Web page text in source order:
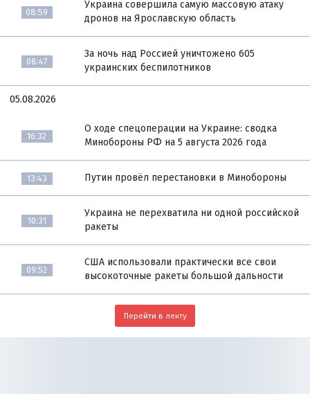
08:59
Украина совершила самую массовую атаку
дронов на Ярославскую область
08:47
За ночь над Россией уничтожено 605
украинских беспилотников
05.08.2026
16:32
О ходе спецоперации на Украине: сводка
Минобороны РФ на 5 августа 2026 года
13:43 Путин провёл перестановки в Минобороны
10:31
Украина не перехватила ни одной российской
ракеты
09:52
США использовали практически все свои
высокоточные ракеты большой дальности
Перейти в ленту